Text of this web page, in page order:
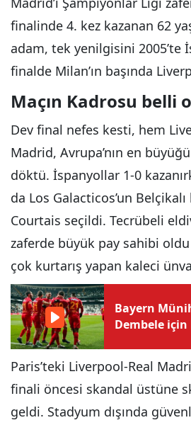
finalinde 4. kez kazanan 62
adam, tek yenilgisini 2005’te
finalde Milan’ın başında
Maçın Kadrosu belli
Dev final nefes kesti, hem
Madrid, Avrupa’nın en
döktü. İspanyollar 1-0
da Los Galacticos’un
Courtais seçildi. Tecrübeli
zaferde büyük pay sahibi
çok kurtarış yapan kaleci
Bayern
Dembele
Paris’teki Liverpool-Real
finali öncesi skandal üstüne
geldi. Stadyum dışında